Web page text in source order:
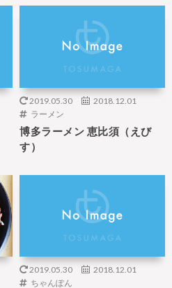
2019.05.30 2018.12.01
ラーメン
博多ラーメン 恵比須（えび
す）
2019.05.30 2018.12.01
ちゃんぽん